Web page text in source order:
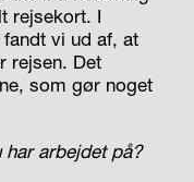
rejsekort. I
vi ud af, at
rejsen. Det
som gør noget
arbejdet på?